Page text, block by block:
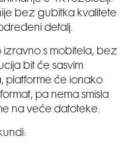
bez gubitka kvalitete
detalj.
izravno s mobitela, bez
bit će sasvim
platforme će ionako
pa nema smisla
na veće datoteke.